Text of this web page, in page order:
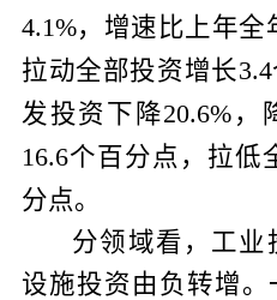
4.1%，增速比上年全
拉动全部投资增长3.4
发投资下降20.6% ，
16.6个百分点，拉低
分点。
分领域看，工业
设施投资由负转增